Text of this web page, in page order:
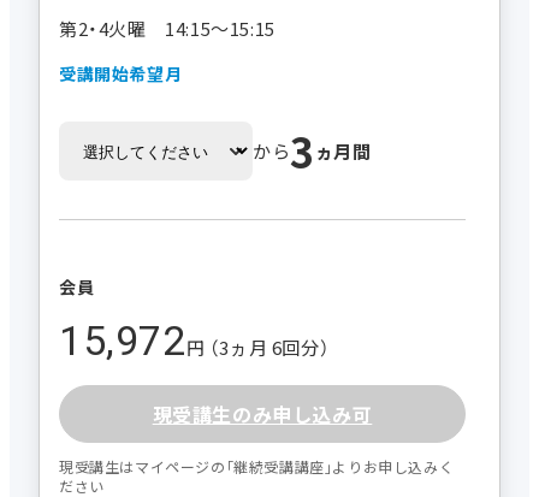
第2・4火曜 14:15～15:15
受講開始希望月
から3 ヵ月間
会員
15,972円 （3ヵ月 6回分）
現受講生のみ申し込み可
現受講生はマイページの｢継続受講講座｣よりお申し込みく
ださい